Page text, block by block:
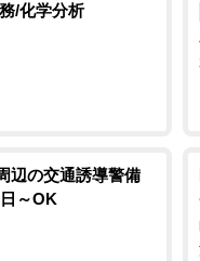
/化学分析
辺の交通誘導警備
～OK